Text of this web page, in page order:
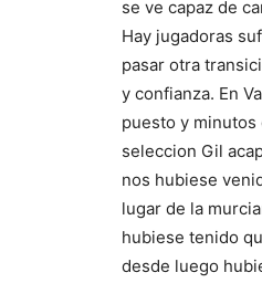
se ve capaz de
Hay jugadoras
pasar otra
y confianza. En
puesto y
seleccion Gil
nos hubiese
lugar de la
hubiese tenido
desde luego